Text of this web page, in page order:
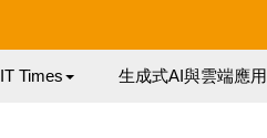
IT Times 生成式AI與雲端應用